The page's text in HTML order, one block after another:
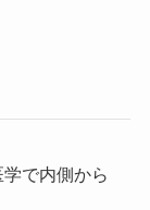
で内側から